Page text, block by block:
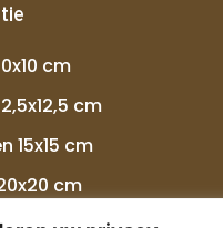
cm
cm
15x15 cm
cm